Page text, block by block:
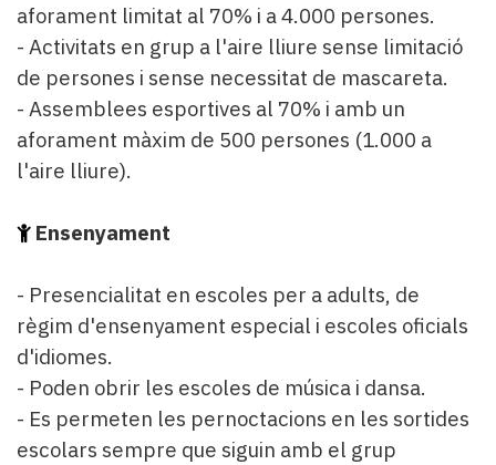
aforament limitat al 70% i a 4.000 persones.
- Activitats en grup a l'aire lliure sense limitació
de persones i sense necessitat de mascareta.
- Assemblees esportives al 70% i amb un
aforament màxim de 500 persones (1.000 a
l'aire lliure).
Ensenyament
- Presencialitat en escoles per a adults, de
règim d'ensenyament especial i escoles oficials
d'idiomes.
- Poden obrir les escoles de música i dansa.
- Es permeten les pernoctacions en les sortides
escolars sempre que siguin amb el grup